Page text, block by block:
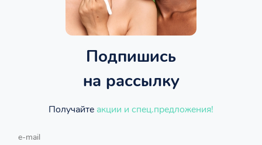
Подпишись
на рассылку
Получайте акции и спец.предложения!